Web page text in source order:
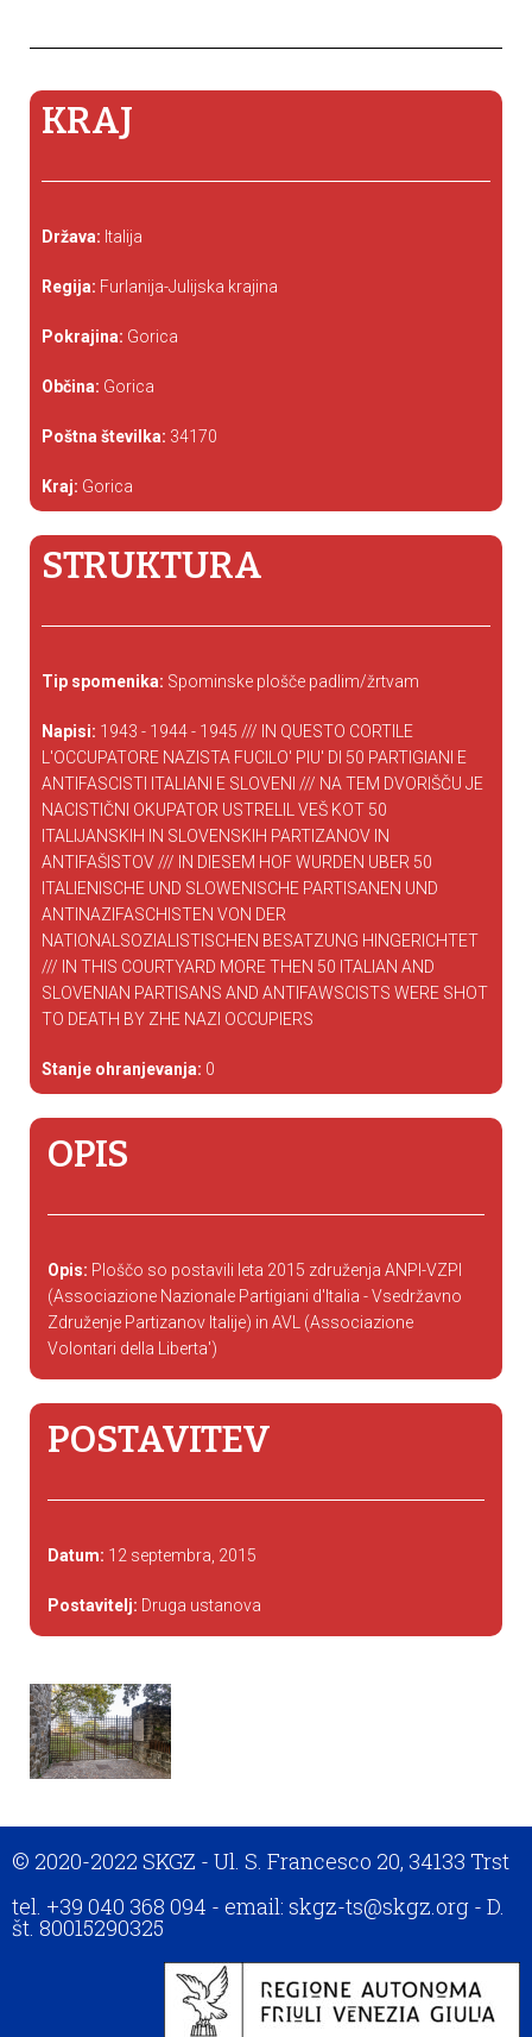
KRAJ
Država: Italija
Regija: Furlanija-Julijska krajina
Pokrajina: Gorica
Občina: Gorica
Poštna številka: 34170
Kraj: Gorica
STRUKTURA
Tip spomenika: Spominske plošče padlim/žrtvam
Napisi: 1943 - 1944 - 1945 /// IN QUESTO CORTILE
L'OCCUPATORE NAZISTA FUCILO' PIU' DI 50 PARTIGIANI E
ANTIFASCISTI ITALIANI E SLOVENI /// NA TEM DVORIŠČU JE
NACISTIČNI OKUPATOR USTRELIL VEŠ KOT 50
ITALIJANSKIH IN SLOVENSKIH PARTIZANOV IN
ANTIFAŠISTOV /// IN DIESEM HOF WURDEN UBER 50
ITALIENISCHE UND SLOWENISCHE PARTISANEN UND
ANTINAZIFASCHISTEN VON DER
NATIONALSOZIALISTISCHEN BESATZUNG HINGERICHTET
/// IN THIS COURTYARD MORE THEN 50 ITALIAN AND
SLOVENIAN PARTISANS AND ANTIFAWSCISTS WERE SHOT
TO DEATH BY ZHE NAZI OCCUPIERS
Stanje ohranjevanja: 0
OPIS
Opis: Ploščo so postavili leta 2015 združenja ANPI-VZPI
(Associazione Nazionale Partigiani d'Italia - Vsedržavno
Združenje Partizanov Italije) in AVL (Associazione
Volontari della Liberta')
POSTAVITEV
Datum: 12 septembra, 2015
Postavitelj: Druga ustanova
© 2020-2022 SKGZ - Ul. S. Francesco 20, 34133 Trst
tel. +39 040 368 094 - email: skgz-ts@skgz.org - D.
št. 80015290325